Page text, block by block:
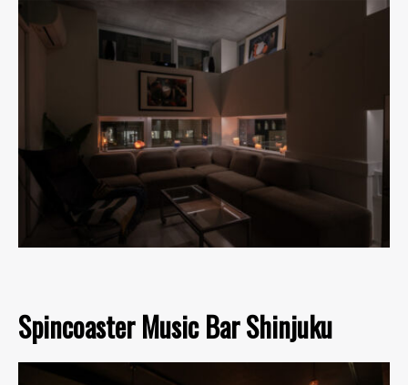
Spincoaster Music Bar Shinjuku